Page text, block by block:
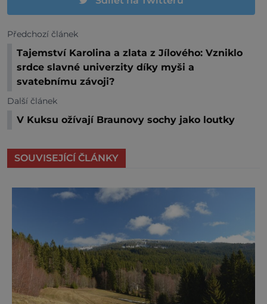
Předchozí článek
Tajemství Karolina a zlata z Jílového: Vzniklo
srdce slavné univerzity díky myši a
svatebnímu závoji?
Další článek
V Kuksu ožívají Braunovy sochy jako loutky
SOUVISEJÍCÍ ČLÁNKY